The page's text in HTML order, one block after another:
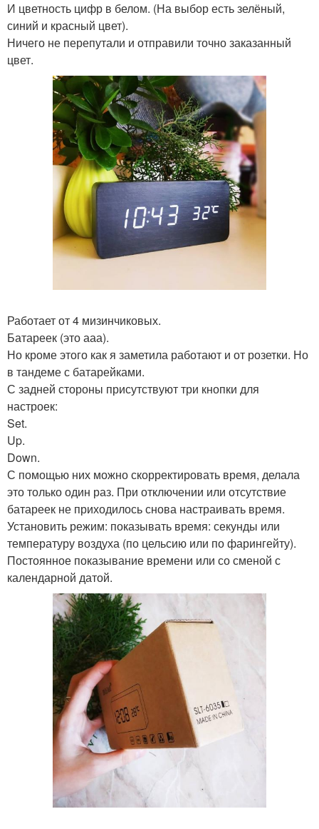
И цветность цифр в белом. (На выбор есть зелёный,
синий и красный цвет).
Ничего не перепутали и отправили точно заказанный
цвет.
Работает от 4 мизинчиковых.
Батареек (это ааа).
Но кроме этого как я заметила работают и от розетки. Но
в тандеме с батарейками.
С задней стороны присутствуют три кнопки для
настроек:
Set.
Up.
Down.
С помощью них можно скорректировать время, делала
это только один раз. При отключении или отсутствие
батареек не приходилось снова настраивать время.
Установить режим: показывать время: секунды или
температуру воздуха (по цельсию или по фарингейту).
Постоянное показывание времени или со сменой с
календарной датой.